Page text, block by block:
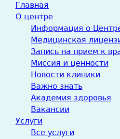
Главная
О центре
Информация о
Медицинская
Запись на прием к
Миссия и ценности
Новости клиники
Важно знать
Академия здоровья
Вакансии
Услуги
Все услуги